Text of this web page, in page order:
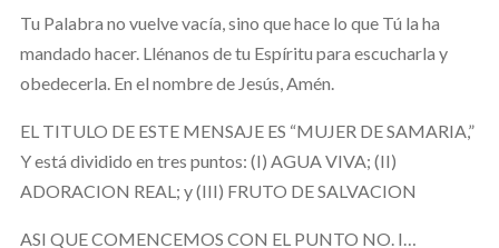
Tu Palabra no vuelve vacía, sino que hace lo que Tú la ha
mandado hacer. Llénanos de tu Espíritu para escucharla y
obedecerla. En el nombre de Jesús, Amén.
EL TITULO DE ESTE MENSAJE ES “MUJER DE SAMARIA,”
Y está dividido en tres puntos: (I) AGUA VIVA; (II)
ADORACION REAL; y (III) FRUTO DE SALVACION
ASI QUE COMENCEMOS CON EL PUNTO NO. I…